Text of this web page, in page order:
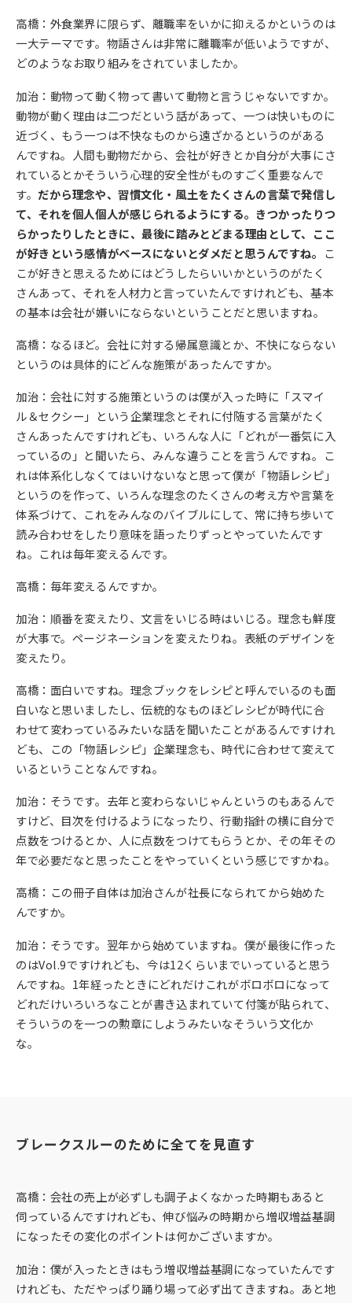
高橋：外食業界に限らず、離職率をいかに抑えるかというのは
一大テーマです。物語さんは非常に離職率が低いようですが、
どのようなお取り組みをされていましたか。
加治：動物って動く物って書いて動物と言うじゃないですか。
動物が動く理由は二つだという話があって、一つは快いものに
近づく、もう一つは不快なものから遠ざかるというのがある
んですね。人間も動物だから、会社が好きとか自分が大事にさ
れているとかそういう心理的安全性がものすごく重要なんで
す。 だから理念や、習慣文化・風土をたくさんの言葉で発信し
て、それを個人個人が感じられるようにする。きつかったりつ
らかったりしたときに、最後に踏みとどまる理由として、ここ
が好きという感情がベースにないとダメだと思うんですね。 こ
こが好きと思えるためにはどうしたらいいかというのがたく
さんあって、それを人材力と言っていたんですけれども、基本
の基本は会社が嫌いにならないということだと思いますね。
高橋：なるほど。会社に対する帰属意識とか、不快にならない
というのは具体的にどんな施策があったんですか。
加治：会社に対する施策というのは僕が入った時に「スマイ
ル＆セクシー」という企業理念とそれに付随する言葉がたく
さんあったんですけれども、いろんな人に「どれが一番気に入
っているの」と聞いたら、みんな違うことを言うんですね。こ
れは体系化しなくてはいけないなと思って僕が「物語レシピ」
というのを作って、いろんな理念のたくさんの考え方や言葉を
体系づけて、これをみんなのバイブルにして、常に持ち歩いて
読み合わせをしたり意味を語ったりずっとやっていたんです
ね。これは毎年変えるんです。
高橋：毎年変えるんですか。
加治：順番を変えたり、文言をいじる時はいじる。理念も鮮度
が大事で。ページネーションを変えたりね。表紙のデザインを
変えたり。
高橋：面白いですね。理念ブックをレシピと呼んでいるのも面
白いなと思いましたし、伝統的なものほどレシピが時代に合
わせて変わっているみたいな話を聞いたことがあるんですけれ
ども、この「物語レシピ」企業理念も、時代に合わせて変えて
いるということなんですね。
加治：そうです。去年と変わらないじゃんというのもあるんで
すけど、目次を付けるようになったり、行動指針の横に自分で
点数をつけるとか、人に点数をつけてもらうとか、その年その
年で必要だなと思ったことをやっていくという感じですかね。
高橋：この冊子自体は加治さんが社長になられてから始めた
んですか。
加治：そうです。翌年から始めていますね。僕が最後に作った
のはVol.9ですけれども、今は12くらいまでいっていると思う
んですね。1年経ったときにどれだけこれがボロボロになって
どれだけいろいろなことが書き込まれていて付箋が貼られて、
そういうのを一つの勲章にしようみたいなそういう文化か
な。
ブレークスルーのために全てを見直す
高橋：会社の売上が必ずしも調子よくなかった時期もあると
伺っているんですけれども、伸び悩みの時期から増収増益基調
になったその変化のポイントは何かございますか。
加治：僕が入ったときはもう増収増益基調になっていたんです
けれども、ただやっぱり踊り場って必ず出てきますね。あと地